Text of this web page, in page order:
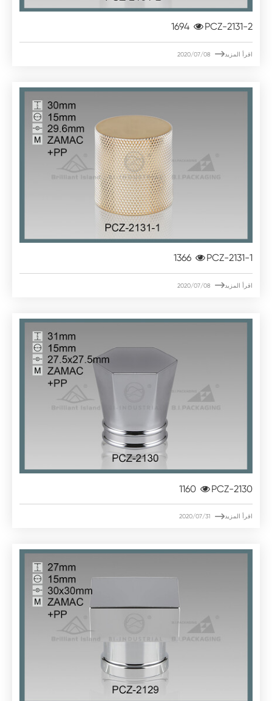
PCZ-2131-2
اقرأ المزيد
2020/07/08
PCZ-2131-1
اقرأ المزيد
2020/07/08
PCZ-2130
اقرأ المزيد
2020/07/31